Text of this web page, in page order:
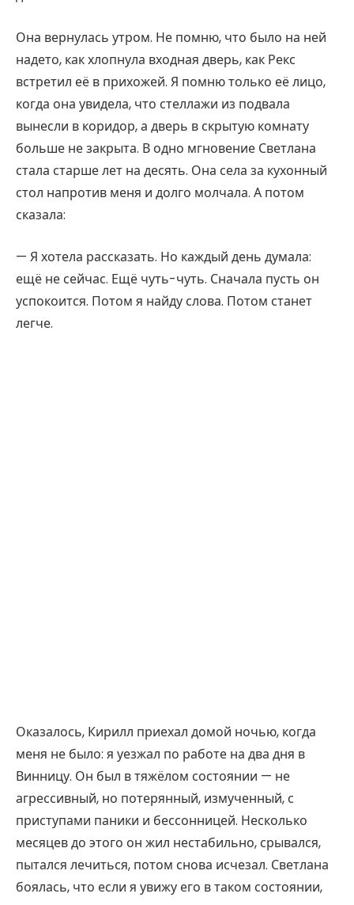
Она вернулась утром. Не помню, что было на ней
надето, как хлопнула входная дверь, как Рекс
встретил её в прихожей. Я помню только её лицо,
когда она увидела, что стеллажи из подвала
вынесли в коридор, а дверь в скрытую комнату
больше не закрыта. В одно мгновение Светлана
стала старше лет на десять. Она села за кухонный
стол напротив меня и долго молчала. А потом
сказала:
— Я хотела рассказать. Но каждый день думала:
ещё не сейчас. Ещё чуть-чуть. Сначала пусть он
успокоится. Потом я найду слова. Потом станет
легче.
Оказалось, Кирилл приехал домой ночью, когда
меня не было: я уезжал по работе на два дня в
Винницу. Он был в тяжёлом состоянии — не
агрессивный, но потерянный, измученный, с
приступами паники и бессонницей. Несколько
месяцев до этого он жил нестабильно, срывался,
пытался лечиться, потом снова исчезал. Светлана
боялась, что если я увижу его в таком состоянии,